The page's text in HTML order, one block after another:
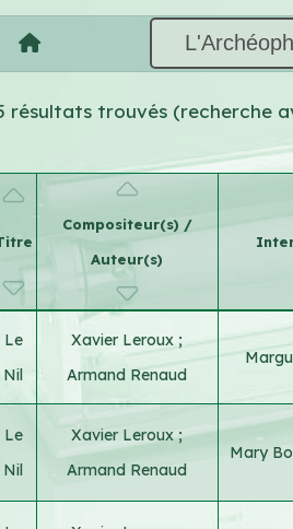
résultats trouvés (recherche
Compositeur(s) /
Auteur(s)
Le
Nil
Xavier Leroux ;
Armand Renaud
Le
Nil
Xavier Leroux;
Armand Renaud
Mary